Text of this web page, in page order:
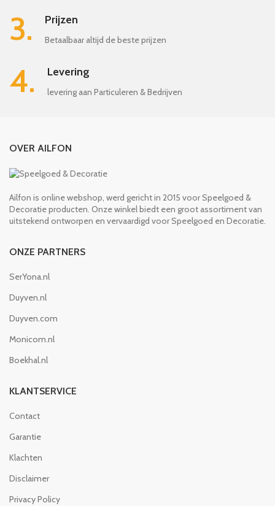
3. Prijzen
Betaalbaar altijd de beste prijzen
4. Levering
levering aan Particuleren & Bedrijven
OVER AILFON
Ailfon is online webshop, werd gericht in 2015 voor Speelgoed &
Decoratie producten. Onze winkel biedt een groot assortiment van
uitstekend ontworpen en vervaardigd voor Speelgoed en Decoratie.
ONZE PARTNERS
SerYona.nl
Duyven.nl
Duyven.com
Monicom.nl
Boekhal.nl
KLANTSERVICE
Contact
Garantie
Klachten
Disclaimer
Privacy Policy